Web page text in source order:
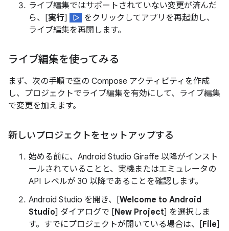
ライブ編集ではサポートされていない変更が済んだ
ら、[実行]
をクリックしてアプリを再起動し、
ライブ編集を再開します。
ライブ編集を使ってみる
まず、次の手順で空の Compose アクティビティを作成
し、プロジェクトでライブ編集を有効にして、ライブ編集
で変更を加えます。
新しいプロジェクトをセットアップする
始める前に、Android Studio Giraffe 以降がインスト
ールされていることと、実機またはエミュレータの
API レベルが 30 以降であることを確認します。
Android Studio を開き、[Welcome to Android
Studio] ダイアログで [New Project] を選択しま
す。すでにプロジェクトが開いている場合は、[File]